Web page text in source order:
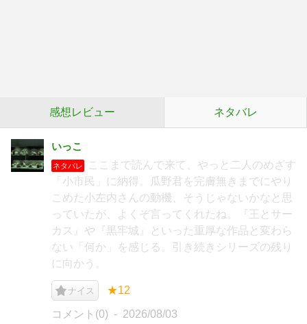
感想レビュー ネタバレ
いっこ
ネタバレ
ここまで読んで来て、やっと二人のめざす
「小市民」に納得。瓜野君を完膚無きまでにやり
こめた小左内さんの動機、そうじゃないかなと思
っていたが、よくぞ言ってくれたね。『王とサー
カス』や『黒牢城』といった重厚な作品と変わら
ない「何か」を感じる。引き続きシリーズの残り
に向かう。
ナイス ★12
コメント(0) 2026/08/03